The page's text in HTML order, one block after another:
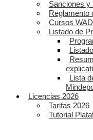
Sanciones y
Reglamento
Cursos
Listado de
Lista
Licencias 2026
Tarifas 2026
Tutorial